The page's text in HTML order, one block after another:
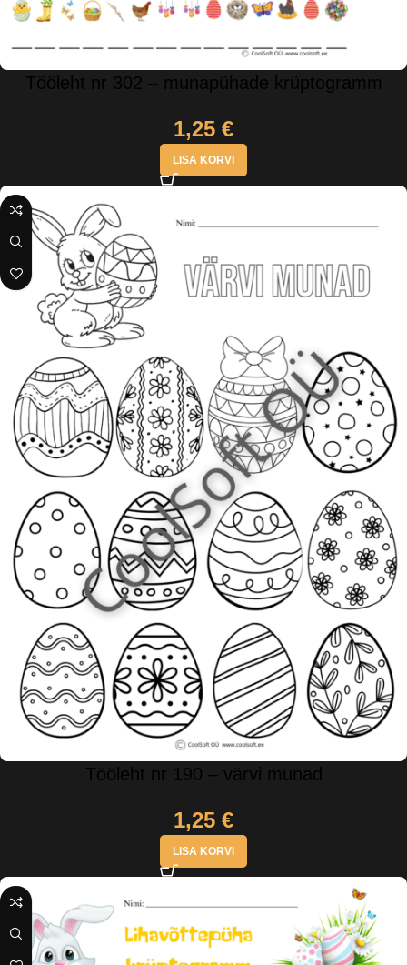
Tööleht nr 302 – munapühade krüptogramm
1,25 €
LISA KORVI
Tööleht nr 190 – värvi munad
1,25 €
LISA KORVI